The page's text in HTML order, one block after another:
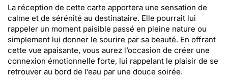
La réception de cette carte apportera une sensation de
calme et de sérénité au destinataire. Elle pourrait lui
rappeler un moment paisible passé en pleine nature ou
simplement lui donner le sourire par sa beauté. En offrant
cette vue apaisante, vous aurez l’occasion de créer une
connexion émotionnelle forte, lui rappelant le plaisir de se
retrouver au bord de l’eau par une douce soirée.